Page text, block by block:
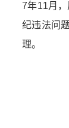
7年11月，
纪违法问
理。